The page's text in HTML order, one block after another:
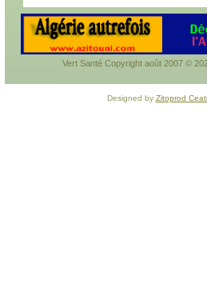
Vert Santé Copyright août 2007 ©
Designed by Zitoprod